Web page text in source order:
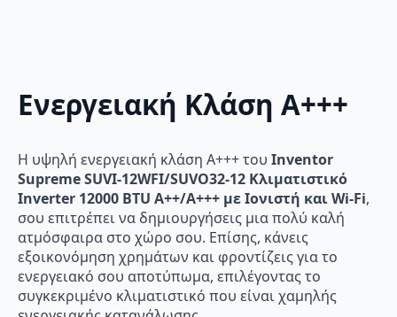
Ενεργειακή Κλάση Α+++
Η υψηλή ενεργειακή κλάση Α+++ του Inventor
Supreme SUVI-12WFI/SUVO32-12 Κλιματιστικό
Inverter 12000 BTU A++/A+++ με Ιονιστή και Wi-Fi,
σου επιτρέπει να δημιουργήσεις μια πολύ καλή
ατμόσφαιρα στο χώρο σου. Επίσης, κάνεις
εξοικονόμηση χρημάτων και φροντίζεις για το
ενεργειακό σου αποτύπωμα, επιλέγοντας το
συγκεκριμένο κλιματιστικό που είναι χαμηλής